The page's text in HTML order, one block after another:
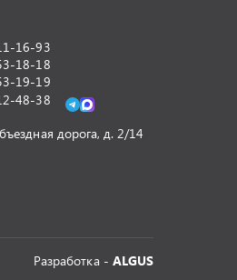
дорога, д. 2/14